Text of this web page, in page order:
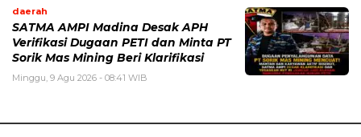
daerah
SATMA AMPI Madina Desak APH
Verifikasi Dugaan PETI dan Minta PT
Sorik Mas Mining Beri Klarifikasi
Minggu, 9 Agu 2026 - 08:41 WIB